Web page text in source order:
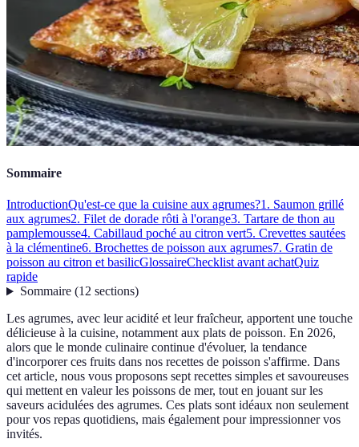
Sommaire
IntroductionQu'est-ce que la cuisine aux agrumes?1. Saumon grillé
aux agrumes2. Filet de dorade rôti à l'orange3. Tartare de thon au
pamplemousse4. Cabillaud poché au citron vert5. Crevettes sautées
à la clémentine6. Brochettes de poisson aux agrumes7. Gratin de
poisson au citron et basilicGlossaireChecklist avant achatQuiz
rapide
Sommaire(12 sections)
Les agrumes, avec leur acidité et leur fraîcheur, apportent une touche
délicieuse à la cuisine, notamment aux plats de poisson. En 2026,
alors que le monde culinaire continue d'évoluer, la tendance
d'incorporer ces fruits dans nos recettes de poisson s'affirme. Dans
cet article, nous vous proposons sept recettes simples et savoureuses
qui mettent en valeur les poissons de mer, tout en jouant sur les
saveurs acidulées des agrumes. Ces plats sont idéaux non seulement
pour vos repas quotidiens, mais également pour impressionner vos
invités.